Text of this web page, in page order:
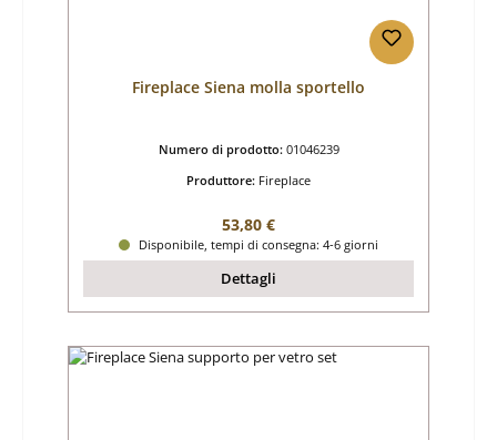
Fireplace Siena molla sportello
Numero di prodotto: 01046239
Produttore: Fireplace
Prezzo normale:
53,80 €
Disponibile, tempi di consegna: 4-6 giorni
Dettagli